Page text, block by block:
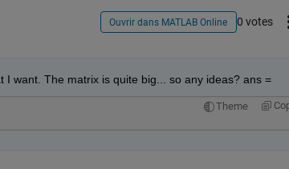
Ouvrir dans MATLAB Online 0 votes
want. The matrix is quite big... so any ideas? ans =
Theme